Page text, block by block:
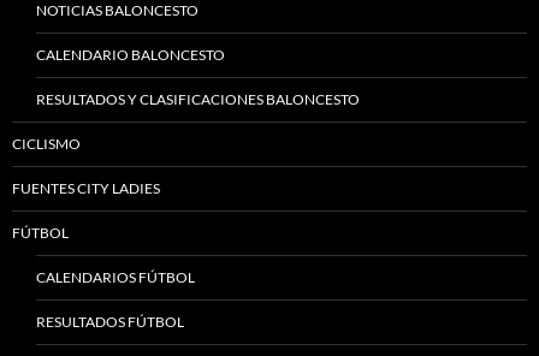
NOTICIAS BALONCESTO
CALENDARIO BALONCESTO
RESULTADOS Y CLASIFICACIONES BALONCESTO
CICLISMO
FUENTES CITY LADIES
FÚTBOL
CALENDARIOS FÚTBOL
RESULTADOS FÚTBOL